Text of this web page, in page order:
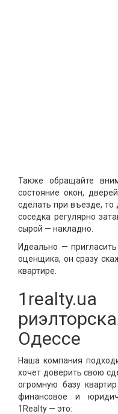
Также обращайте
состояние окон,
сделать при въезде, то
соседка регулярно
сырой — накладно.
Идеально —
оценщика, он сразу
квартире.
Одессе
Наша компания
хочет доверить свою
огромную базу
финансовое и
1Realty — это: